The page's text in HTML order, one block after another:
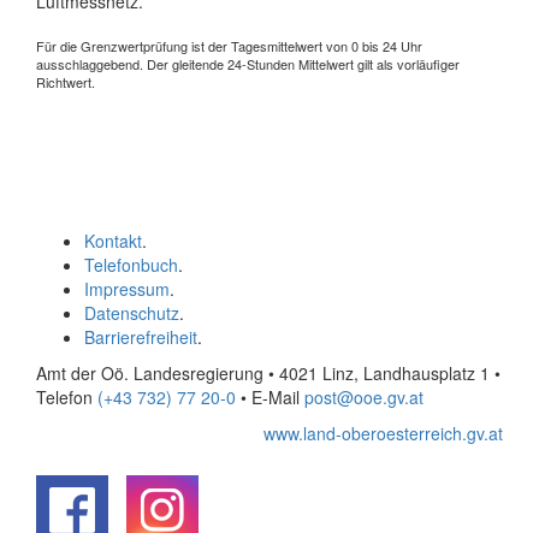
Für die Grenzwertprüfung ist der Tagesmittelwert von 0 bis 24 Uhr
ausschlaggebend. Der gleitende 24-Stunden Mittelwert gilt als vorläufiger
Richtwert.
Kontakt.
Telefonbuch.
Impressum.
Datenschutz.
Barrierefreiheit.
Amt der Oö. Landesregierung • 4021 Linz, Landhausplatz 1 •
Telefon (+43 732) 77 20-0 • E-Mail post@ooe.gv.at
www.land-oberoesterreich.gv.at